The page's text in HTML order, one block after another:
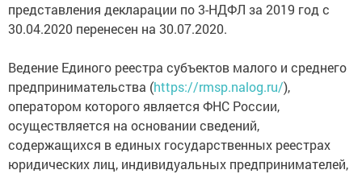
представления декларации по 3-НДФЛ за 2019 год с
30.04.2020 перенесен на 30.07.2020.
Ведение Единого реестра субъектов малого и среднего
предпринимательства (https://rmsp.nalog.ru/),
оператором которого является ФНС России,
осуществляется на основании сведений,
содержащихся в единых государственных реестрах
юридических лиц, индивидуальных предпринимателей,